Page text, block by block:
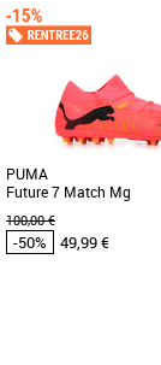
Chaussures Puma pas
Baskets Puma
Conçues pour les
un look épuré et sans [...]
PUMA
Future 7 Match Mg
100,00 €
-50% 49,99 €